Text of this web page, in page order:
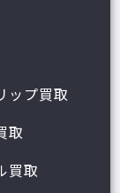
ップ買取
取
買取